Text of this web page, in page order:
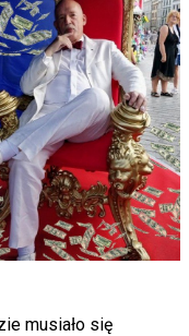
musiało się